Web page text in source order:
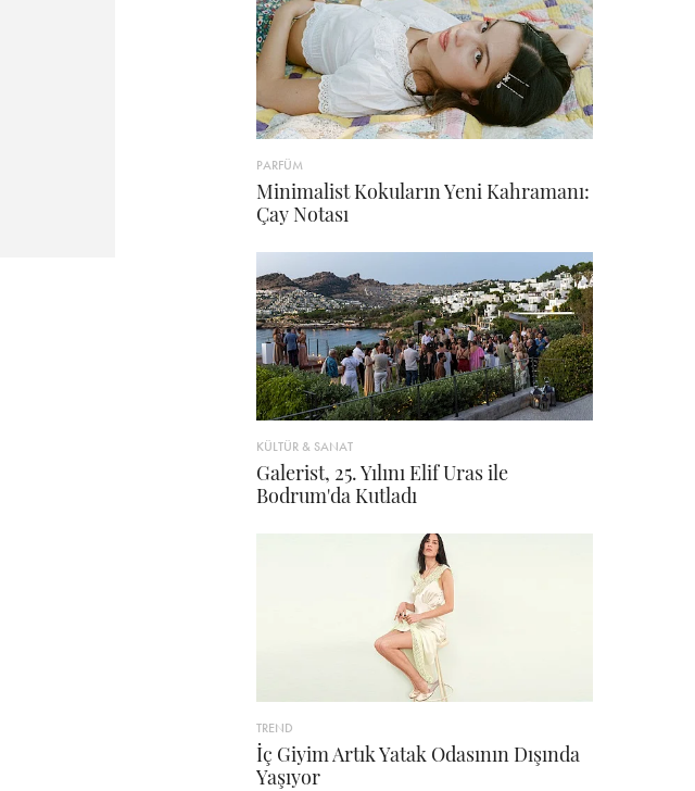
PARFÜM
Minimalist Kokuların Yeni Kahramanı:
Çay Notası
KÜLTÜR & SANAT
Galerist, 25. Yılını Elif Uras ile
Bodrum'da Kutladı
TREND
İç Giyim Artık Yatak Odasının Dışında
Yaşıyor